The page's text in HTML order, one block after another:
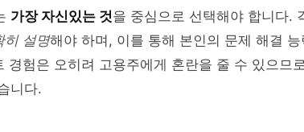
가장 자신있는 것을 중심으로 선택해야 합니다.
히 설명해야 하며, 이를 통해 본인의 문제 해결 능
경험은 오히려 고용주에게 혼란을 줄 수 있으므
니다.